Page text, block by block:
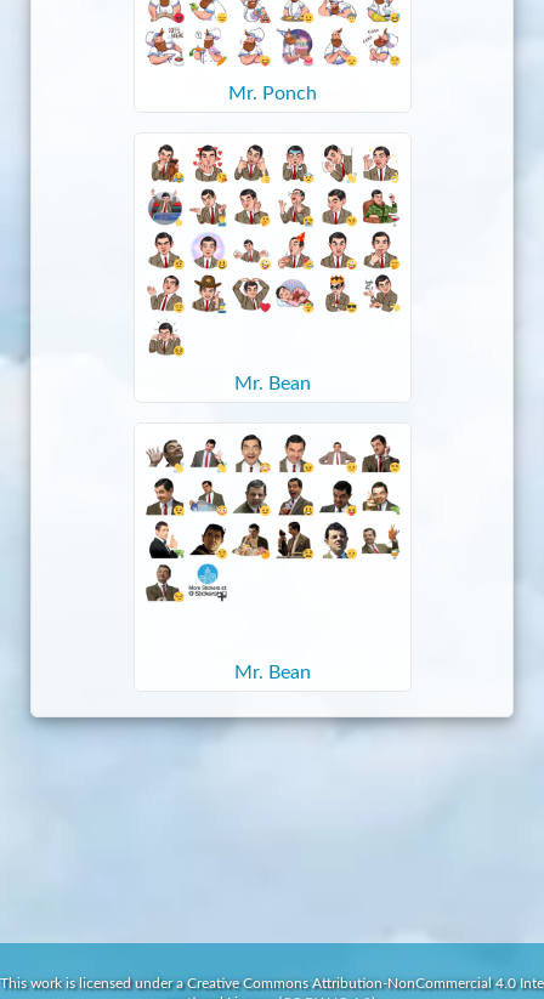
Mr. Ponch
Mr. Bean
Mr. Bean
This work is licensed under a Creative Commons Attribution-NonCommercial 4.0 Inte